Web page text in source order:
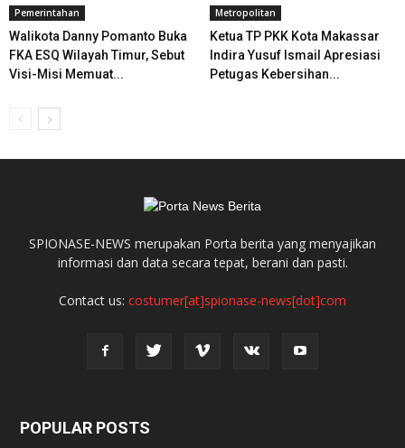
Pemerintahan
Walikota Danny Pomanto Buka
FKA ESQ Wilayah Timur, Sebut
Visi-Misi Memuat...
Metropolitan
Ketua TP PKK Kota Makassar
Indira Yusuf Ismail Apresiasi
Petugas Kebersihan...
SPIONASE-NEWS merupakan Porta berita yang menyajikan
informasi dan data secara tepat, berani dan pasti.
Contact us: costumer[at]spionase-news[dot]com
POPULAR POSTS